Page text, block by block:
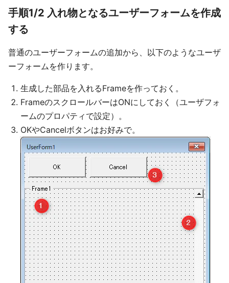
手順1/2 入れ物となるユーザーフォームを作成
する
普通のユーザーフォームの追加から、以下のようなユーザ
ーフォームを作ります。
生成した部品を入れるFrameを作っておく。
FrameのスクロールバーはONにしておく（ユーザフォ
ームのプロパティで設定）。
OKやCancelボタンはお好みで。